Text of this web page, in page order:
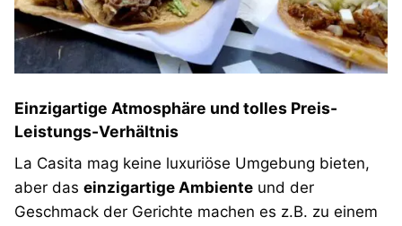
Einzigartige Atmosphäre und tolles Preis-
Leistungs-Verhältnis
La Casita mag keine luxuriöse Umgebung bieten,
aber das einzigartige Ambiente und der
Geschmack der Gerichte machen es z.B. zu einem